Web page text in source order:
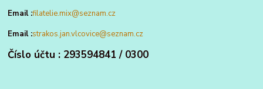
Email :filatelie.mix@seznam.cz
Email :strakos.jan.vlcovice@seznam.cz
Číslo účtu : 293594841 / 0300